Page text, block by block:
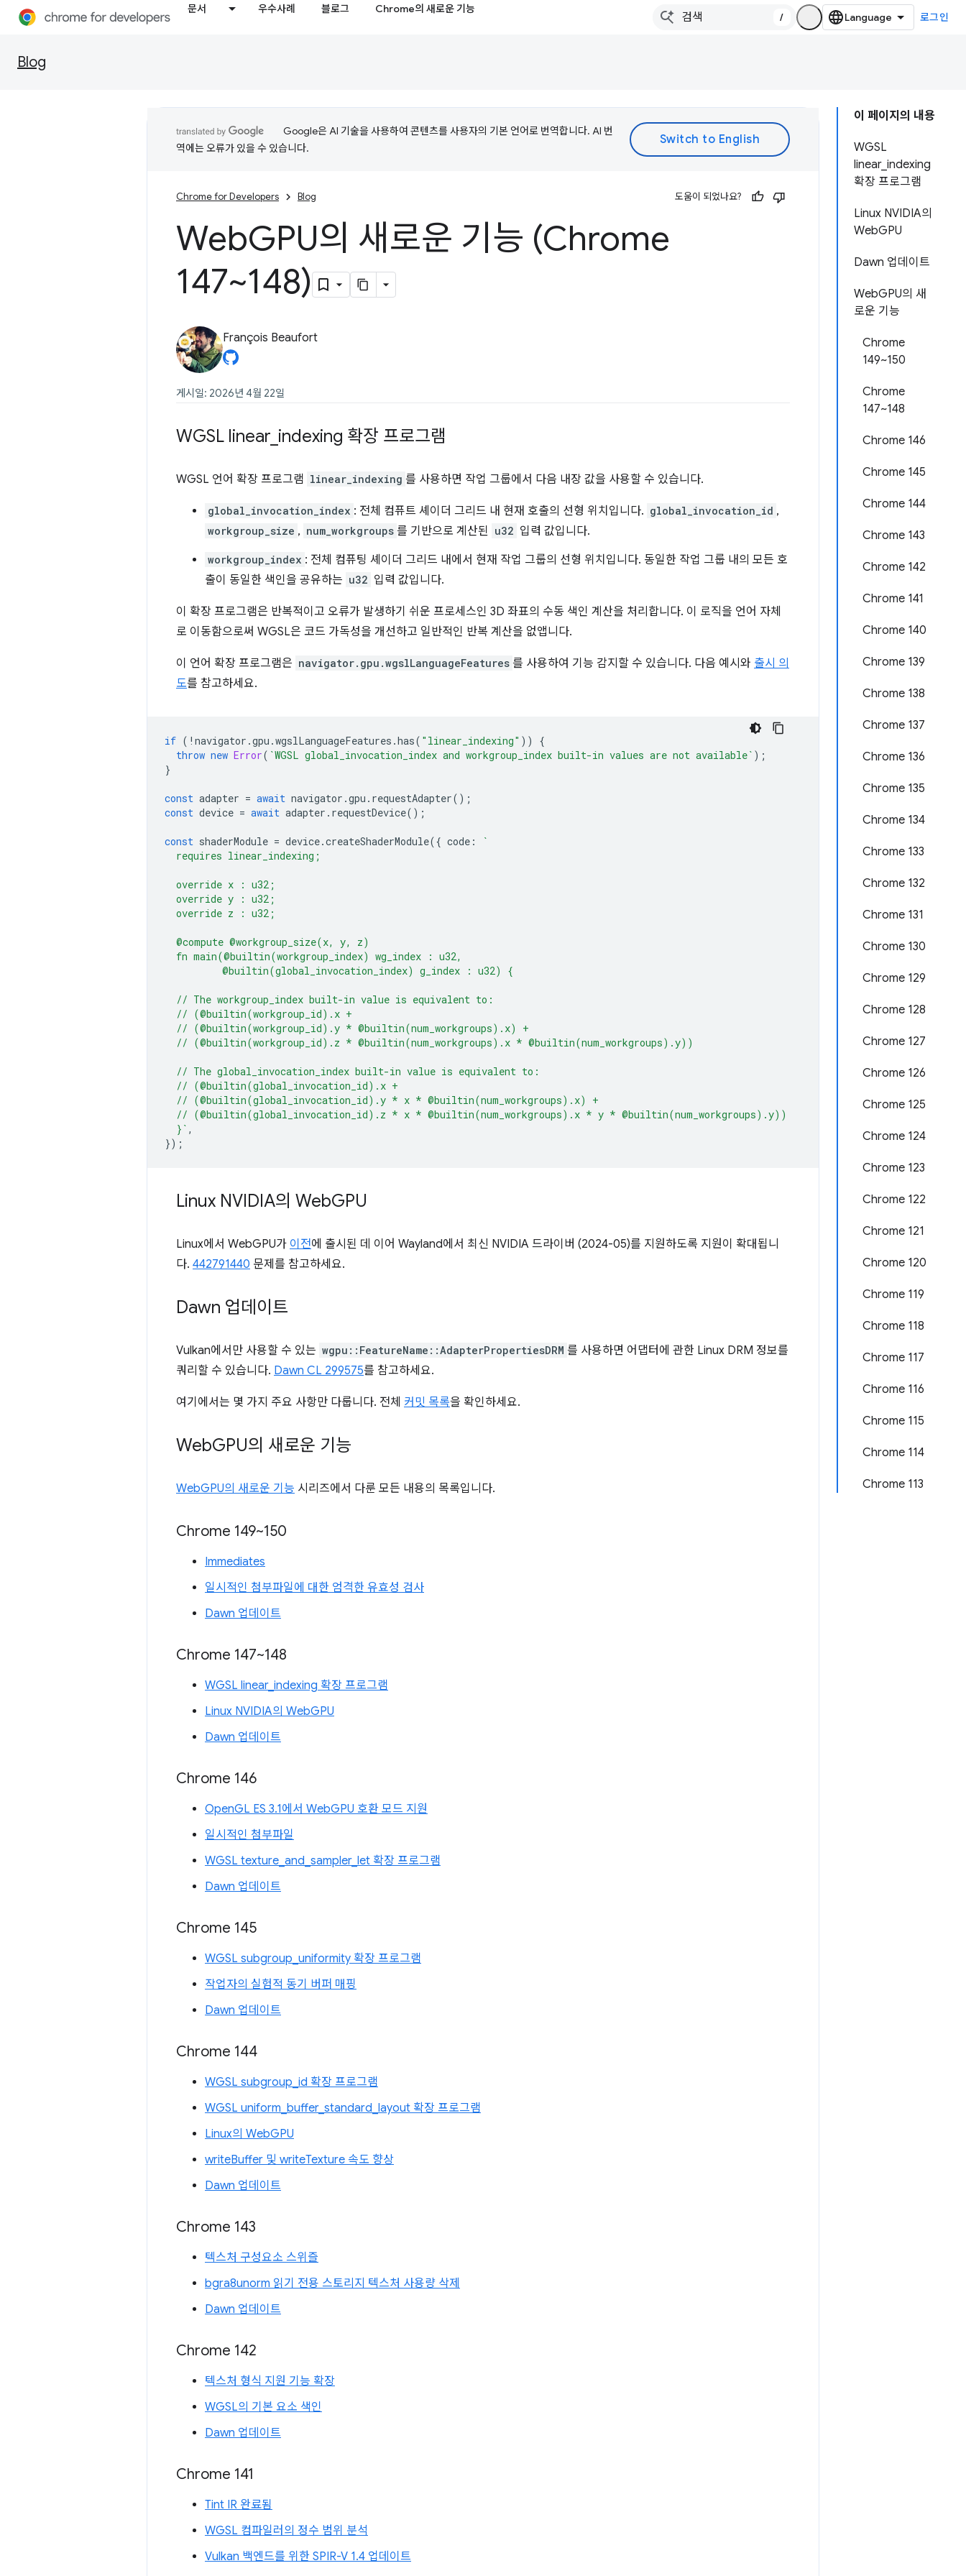
문서 우수사례 블로그 Chrome의 새로운 기능
/ 로그인
Blog
이 페이지의 내용
WGSL
linear_indexing
확장 프로그램
Linux NVIDIA의
WebGPU
Dawn 업데이트
WebGPU의 새
로운 기능
Chrome
149~150
Chrome
147~148
Chrome 146
Chrome 145
Chrome 144
Chrome 143
Chrome 142
Chrome 141
Chrome 140
Chrome 139
Chrome 138
Chrome 137
Chrome 136
Chrome 135
Chrome 134
Chrome 133
Chrome 132
Chrome 131
Chrome 130
Chrome 129
Chrome 128
Chrome 127
Chrome 126
Chrome 125
Chrome 124
Chrome 123
Chrome 122
Chrome 121
Chrome 120
Chrome 119
Chrome 118
Chrome 117
Chrome 116
Chrome 115
Chrome 114
Chrome 113
Google은 AI 기술을 사용하여 콘텐츠를 사용자의 기본 언어로 번역합니다. AI 번
역에는 오류가 있을 수 있습니다.
Chrome for Developers Blog 도움이 되었나요?
WebGPU의 새로운 기능 (Chrome
147~148)
François Beaufort
게시일: 2026년 4월 22일
WGSL linear indexing 확장 프로그램
WGSL 언어 확장 프로그램 linear_indexing 를 사용하면 작업 그룹에서 다음 내장 값을 사용할 수 있습니다.
global_invocation_index : 전체 컴퓨트 셰이더 그리드 내 현재 호출의 선형 위치입니다. global_invocation_id ,
workgroup_size , num_workgroups 를 기반으로 계산된 u32 입력 값입니다.
workgroup_index : 전체 컴퓨팅 셰이더 그리드 내에서 현재 작업 그룹의 선형 위치입니다. 동일한 작업 그룹 내의 모든 호
출이 동일한 색인을 공유하는 u32 입력 값입니다.
이 확장 프로그램은 반복적이고 오류가 발생하기 쉬운 프로세스인 3D 좌표의 수동 색인 계산을 처리합니다. 이 로직을 언어 자체
로 이동함으로써 WGSL은 코드 가독성을 개선하고 일반적인 반복 계산을 없앱니다.
이 언어 확장 프로그램은 navigator.gpu.wgslLanguageFeatures 를 사용하여 기능 감지할 수 있습니다. 다음 예시와 출시 의
도를 참고하세요.
if ( ! navigator .gpu .wgslLanguageFeatures .has( "linear_indexing" ))
{
throw new Error( `WGSL global_invocation_index and workgroup_index built-in values are not available` );
}
const adapter = await navigator .gpu . requestAdapter();
const device = await adapter . requestDevice();
const shaderModule = device.createShaderModule({ code :
`
  requires linear_indexing;
  override x : u32;
  override y : u32;
  override z : u32;
  @compute @workgroup_size(x, y, z)
  fn main(@builtin(workgroup_index) wg_index : u32,
          @builtin(global_invocation_index) g_index : u32) {
  // The workgroup_index built-in value is equivalent to:
  // (@builtin(workgroup_id).x +
  // (@builtin(workgroup_id).y * @builtin(num_workgroups).x) +
  // (@builtin(workgroup_id).z * @builtin(num_workgroups).x * @builtin(num_workgroups).y))
  // The global_invocation_index built-in value is equivalent to:
  // (@builtin(global_invocation_id).x +
  // (@builtin(global_invocation_id).y * x * @builtin(num_workgroups).x) +
  // (@builtin(global_invocation_id).z * x * @builtin(num_workgroups).x * y * @builtin(num_workgroups).y))
  }`
,
});
Linux NVIDIA의 WebGPU
Linux에서 WebGPU가 이전에 출시된 데 이어 Wayland에서 최신 NVIDIA 드라이버 (2024-05)를 지원하도록 지원이 확대됩니
다. 442791440 문제를 참고하세요.
Dawn 업데이트
Vulkan에서만 사용할 수 있는 wgpu::FeatureName::AdapterPropertiesDRM 를 사용하면 어댑터에 관한 Linux DRM 정보를
쿼리할 수 있습니다. Dawn CL 299575를 참고하세요.
여기에서는 몇 가지 주요 사항만 다룹니다. 전체 커밋 목록을 확인하세요.
WebGPU의 새로운 기능
WebGPU의 새로운 기능 시리즈에서 다룬 모든 내용의 목록입니다.
Chrome 149~150
Immediates
일시적인 첨부파일에 대한 엄격한 유효성 검사
Dawn 업데이트
Chrome 147~148
WGSL linear_indexing 확장 프로그램
Linux NVIDIA의 WebGPU
Dawn 업데이트
Chrome 146
OpenGL ES 3.1에서 WebGPU 호환 모드 지원
일시적인 첨부파일
WGSL texture_and_sampler_let 확장 프로그램
Dawn 업데이트
Chrome 145
WGSL subgroup_uniformity 확장 프로그램
작업자의 실험적 동기 버퍼 매핑
Dawn 업데이트
Chrome 144
WGSL subgroup_id 확장 프로그램
WGSL uniform_buffer_standard_layout 확장 프로그램
Linux의 WebGPU
writeBuffer 및 writeTexture 속도 향상
Dawn 업데이트
Chrome 143
텍스처 구성요소 스위즐
bgra8unorm 읽기 전용 스토리지 텍스처 사용량 삭제
Dawn 업데이트
Chrome 142
텍스처 형식 지원 기능 확장
WGSL의 기본 요소 색인
Dawn 업데이트
Chrome 141
Tint IR 완료됨
WGSL 컴파일러의 정수 범위 분석
Vulkan 백엔드를 위한 SPIR-V 1.4 업데이트